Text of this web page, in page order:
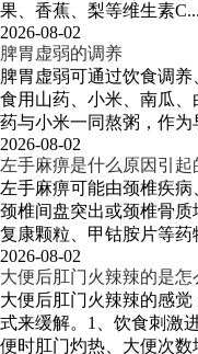
果、香蕉、梨等维生素C...
2026-08-02
脾胃虚弱的调养
脾胃虚弱可通过饮食调
食用山药、小米、南瓜
药与小米一同熬粥，作为
2026-08-02
左手麻痹是什么原因引起
左手麻痹可能由颈椎疾
颈椎间盘突出或颈椎骨
复康颗粒、甲钴胺片等药
2026-08-02
大便后肛门火辣辣的是怎
大便后肛门火辣辣的感
式来缓解。1、饮食刺激
便时肛门灼热、大便次数